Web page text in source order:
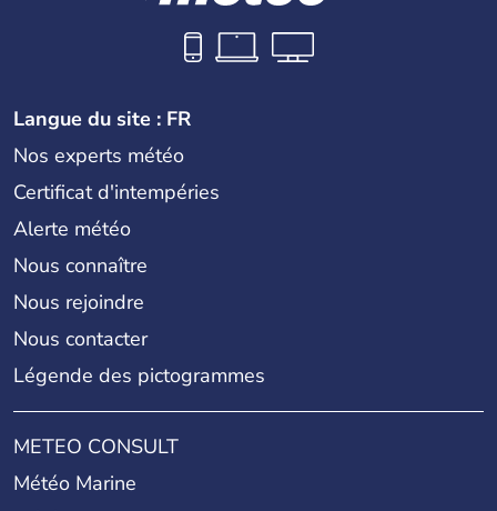
Langue du site : FR
Nos experts météo
Certificat d'intempéries
Alerte météo
Nous connaître
Nous rejoindre
Nous contacter
Légende des pictogrammes
METEO CONSULT
Météo Marine